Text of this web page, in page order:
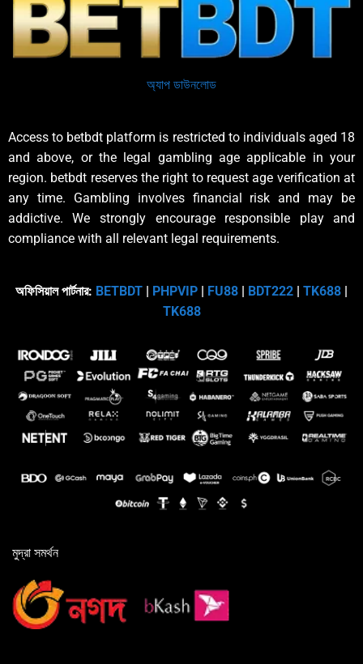
অ্যাপ ডাউনলোড
Access to betbdt platform is restricted to individuals aged 18
and above, or the legal gambling age applicable in your
region. betbdt reserves the right to request age verification at
any time. Gambling involves financial risk and may be
addictive. We strongly encourage responsible play and
compliance with all relevant legal requirements.
অফিসিয়াল পার্টনার: BETBDT PHPVIP FU88 BDT222 TK688
TK688
মুদ্রা সমর্থন